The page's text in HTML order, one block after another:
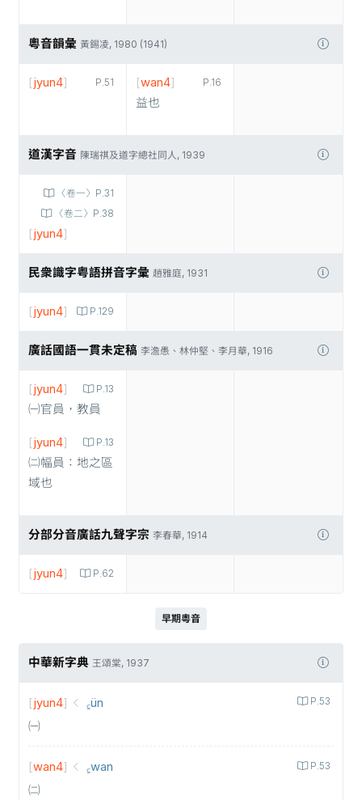
粵音韻彙 黃錫凌, 1980 (1941)
P.51
[jyun4] P.16
[wan4]
益也
道漢字音 陳瑞祺及道字總社同人, 1939
〈卷一〉P.31
〈卷二〉P.38
[jyun4]
民衆識字粤語拼音字彙 趙雅庭, 1931
P.129
[jyun4]
廣話國語一貫未定稿 李澹愚、林仲堅、李月華, 1916
P.13
[jyun4]
㈠官員，教員
P.13
[jyun4]
㈡幅員：地之區
域也
分部分音廣話九聲字宗 李春華, 1914
P.62
[jyun4]
早期粵音
中華新字典 王頌棠, 1937
P.53
[jyun4] ꜁ün
㈠
P.53
[wan4] ꜁wan
㈡